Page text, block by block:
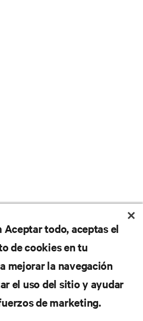
nunca una
oferta
nuestra lista de correos
últimas novedades de
Aceptar todo, aceptas el
de cookies en tu
mejorar la navegación
el uso del sitio y ayudar
de marketing.